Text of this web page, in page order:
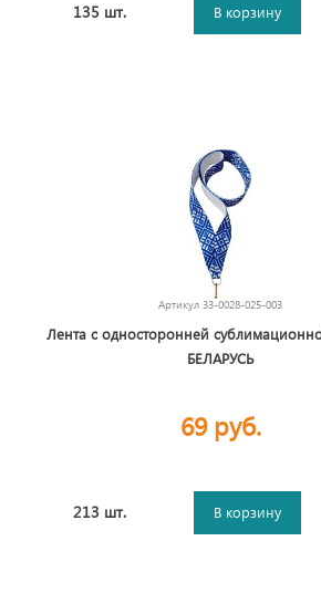
135 шт. В корзину
Артикул 33-0028-025-003
Лента с односторонней
БЕЛАРУСЬ
69 руб.
213 шт. В корзину